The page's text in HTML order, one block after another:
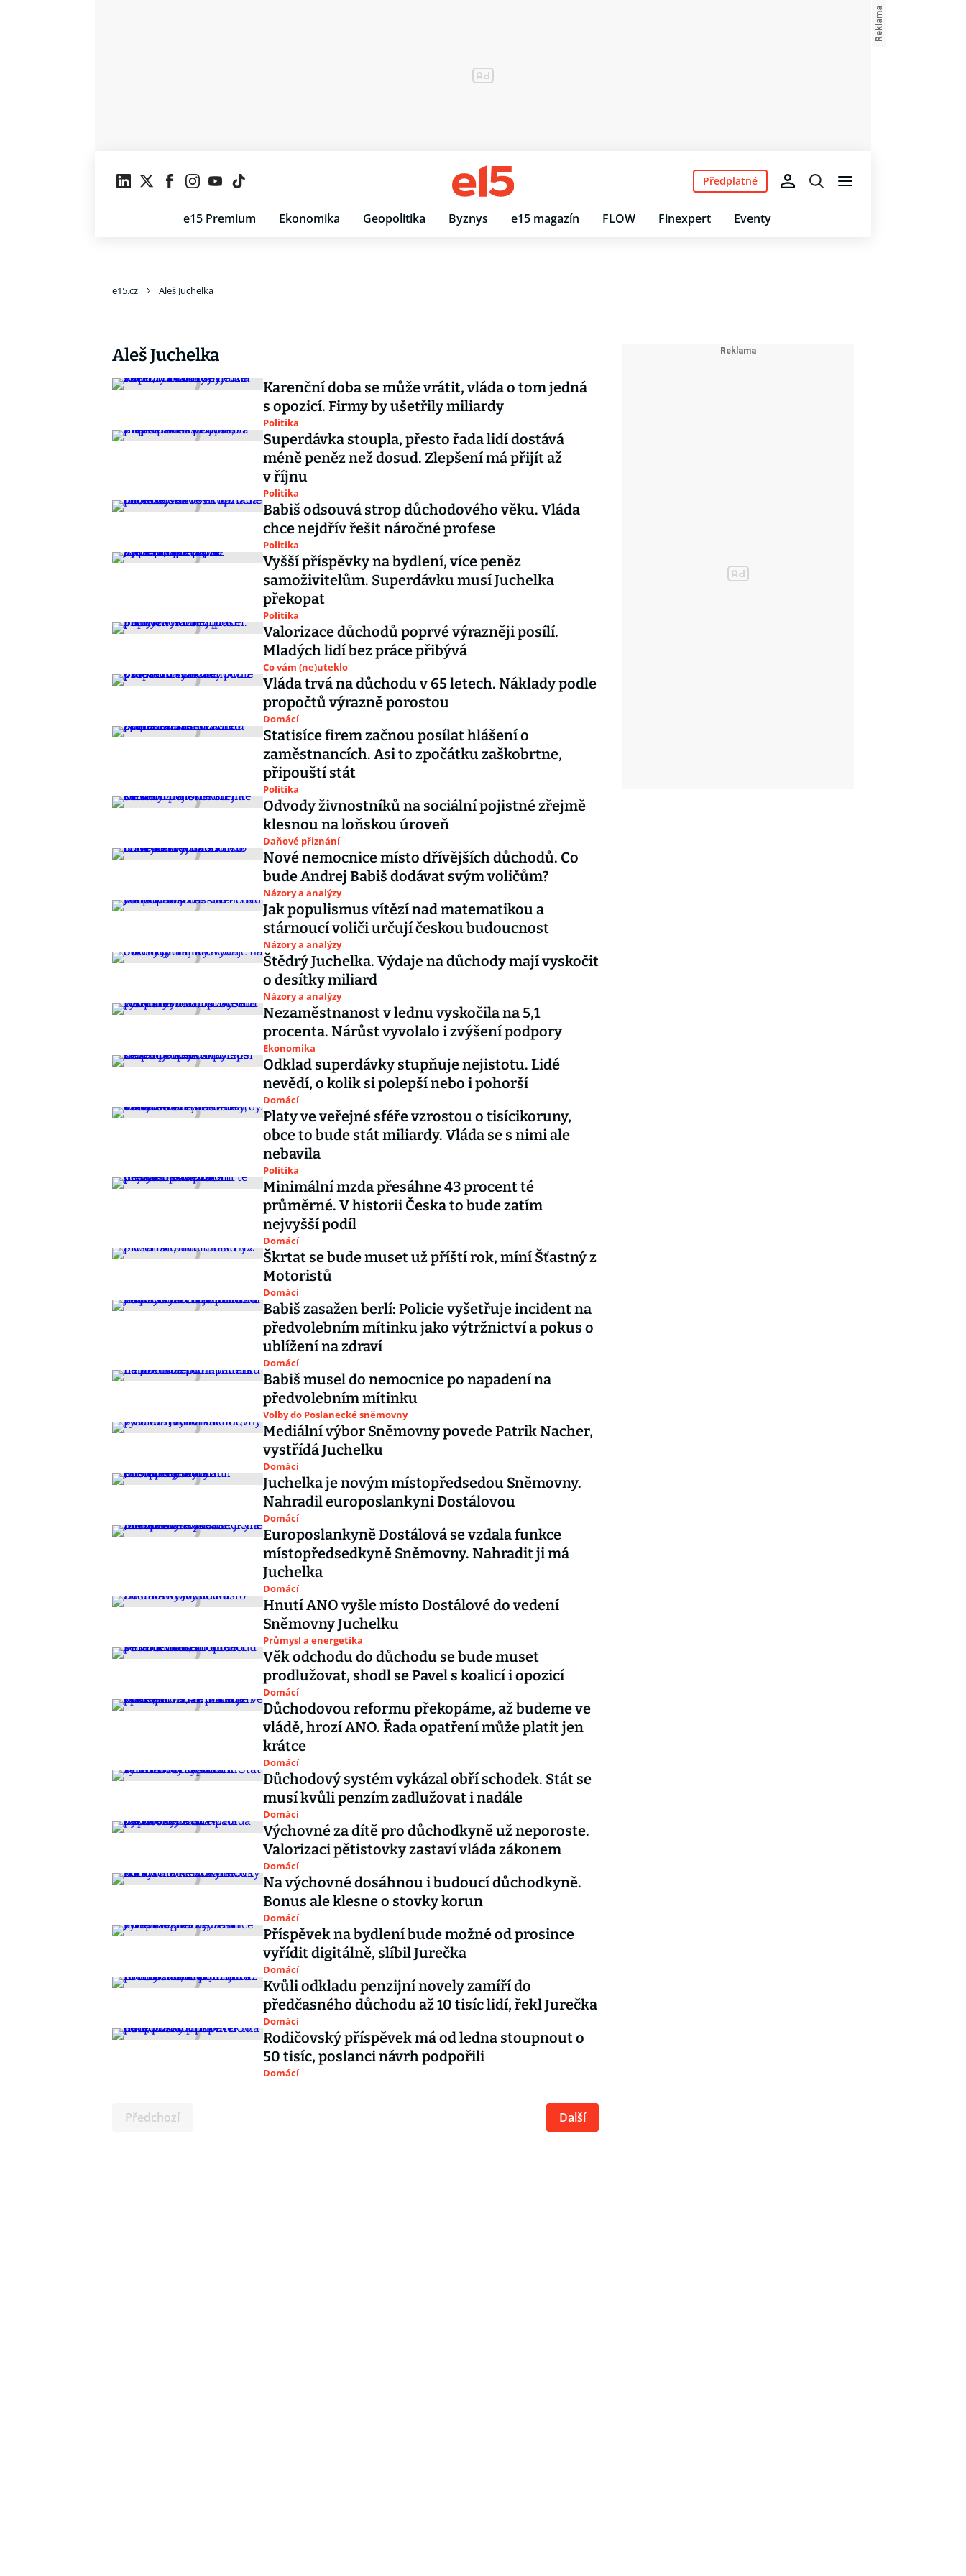
e15 Premium Ekonomika Geopolitika Byznys e15 magazín FLOW Finexpert Eventy
Předplatné
e15.cz Aleš Juchelka
Aleš Juchelka
Karenční doba se může vrátit, vláda o tom jedná
s opozicí. Firmy by ušetřily miliardy
Politika
Superdávka stoupla, přesto řada lidí dostává
méně peněz než dosud. Zlepšení má přijít až
v říjnu
Politika
Babiš odsouvá strop důchodového věku. Vláda
chce nejdřív řešit náročné profese
Politika
Vyšší příspěvky na bydlení, více peněz
samoživitelům. Superdávku musí Juchelka
překopat
Politika
Valorizace důchodů poprvé výrazněji posílí.
Mladých lidí bez práce přibývá
Co vám (ne)uteklo
Vláda trvá na důchodu v 65 letech. Náklady podle
propočtů výrazně porostou
Domácí
Statisíce firem začnou posílat hlášení o
zaměstnancích. Asi to zpočátku zaškobrtne,
připouští stát
Politika
Odvody živnostníků na sociální pojistné zřejmě
klesnou na loňskou úroveň
Daňové přiznání
Nové nemocnice místo dřívějších důchodů. Co
bude Andrej Babiš dodávat svým voličům?
Názory a analýzy
Jak populismus vítězí nad matematikou a
stárnoucí voliči určují českou budoucnost
Názory a analýzy
Štědrý Juchelka. Výdaje na důchody mají vyskočit
o desítky miliard
Názory a analýzy
Nezaměstnanost v lednu vyskočila na 5,1
procenta. Nárůst vyvolalo i zvýšení podpory
Ekonomika
Odklad superdávky stupňuje nejistotu. Lidé
nevědí, o kolik si polepší nebo i pohorší
Domácí
Platy ve veřejné sféře vzrostou o tisícikoruny,
obce to bude stát miliardy. Vláda se s nimi ale
nebavila
Politika
Minimální mzda přesáhne 43 procent té
průměrné. V historii Česka to bude zatím
nejvyšší podíl
Domácí
Škrtat se bude muset už příští rok, míní Šťastný z
Motoristů
Domácí
Babiš zasažen berlí: Policie vyšetřuje incident na
předvolebním mítinku jako výtržnictví a pokus o
ublížení na zdraví
Domácí
Babiš musel do nemocnice po napadení na
předvolebním mítinku
Volby do Poslanecké sněmovny
Mediální výbor Sněmovny povede Patrik Nacher,
vystřídá Juchelku
Domácí
Juchelka je novým místopředsedou Sněmovny.
Nahradil europoslankyni Dostálovou
Domácí
Europoslankyně Dostálová se vzdala funkce
místopředsedkyně Sněmovny. Nahradit ji má
Juchelka
Domácí
Hnutí ANO vyšle místo Dostálové do vedení
Sněmovny Juchelku
Průmysl a energetika
Věk odchodu do důchodu se bude muset
prodlužovat, shodl se Pavel s koalicí i opozicí
Domácí
Důchodovou reformu překopáme, až budeme ve
vládě, hrozí ANO. Řada opatření může platit jen
krátce
Domácí
Důchodový systém vykázal obří schodek. Stát se
musí kvůli penzím zadlužovat i nadále
Domácí
Výchovné za dítě pro důchodkyně už neporoste.
Valorizaci pětistovky zastaví vláda zákonem
Domácí
Na výchovné dosáhnou i budoucí důchodkyně.
Bonus ale klesne o stovky korun
Domácí
Příspěvek na bydlení bude možné od prosince
vyřídit digitálně, slíbil Jurečka
Domácí
Kvůli odkladu penzijní novely zamíří do
předčasného důchodu až 10 tisíc lidí, řekl Jurečka
Domácí
Rodičovský příspěvek má od ledna stoupnout o
50 tisíc, poslanci návrh podpořili
Domácí
Předchozí Další